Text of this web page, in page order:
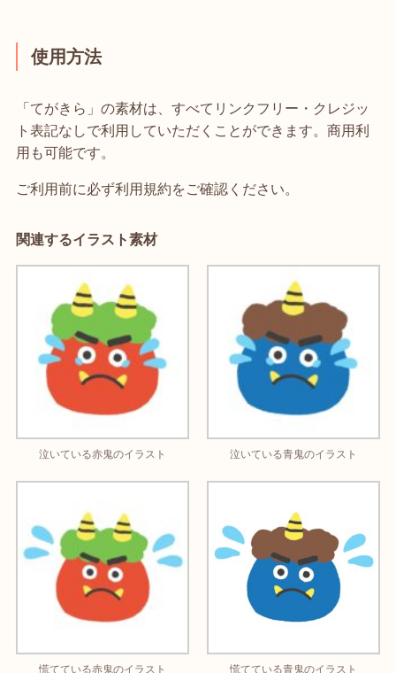
使用方法
「てがきら」の素材は、すべてリンクフリー・クレジッ
ト表記なしで利用していただくことができます。商用利
用も可能です。
ご利用前に必ず利用規約をご確認ください。
関連するイラスト素材
泣いている赤鬼のイラスト 泣いている青鬼のイラスト
慌てている赤鬼のイラスト 慌てている青鬼のイラスト